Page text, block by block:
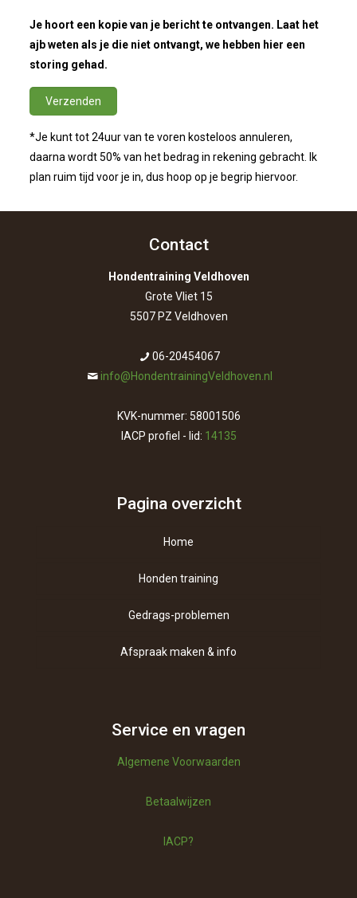
Je hoort een kopie van je bericht te ontvangen. Laat het
ajb weten als je die niet ontvangt, we hebben hier een
storing gehad.
*Je kunt tot 24uur van te voren kosteloos annuleren,
daarna wordt 50% van het bedrag in rekening gebracht. Ik
plan ruim tijd voor je in, dus hoop op je begrip hiervoor.
Contact
Hondentraining Veldhoven
Grote Vliet 15
5507 PZ Veldhoven
06-20454067
info@HondentrainingVeldhoven.nl
KVK-nummer: 58001506
IACP profiel - lid: 14135
Pagina overzicht
Home
Honden training
Gedrags-problemen
Afspraak maken & info
Over ons
Vragen
Betaalwijzen
Service en vragen
Algemene Voorwaarden
Betaalwijzen
IACP?